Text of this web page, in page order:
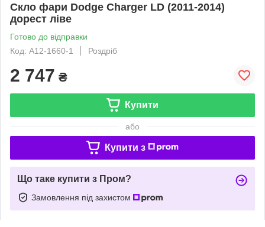
Скло фари Dodge Charger LD (2011-2014)
дорест ліве
Готово до відправки
Код: A12-1660-1
Роздріб
2 747 ₴
Купити
або
Купити з
Що таке купити з Пром?
Замовлення під захистом